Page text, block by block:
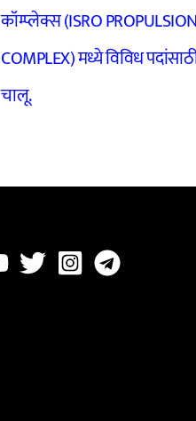
कॉम्प्लेक्स (ISRO PROPULSION
COMPLEX) मध्ये विविध
चालू.